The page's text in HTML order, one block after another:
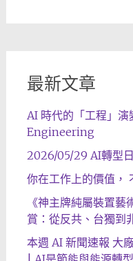
最新文章
AI 時代的「工程」
Engineering
2026/05/29 AI轉型
你在工作上的價值，
《神主牌純屬裝置
賞：從反共、台獨到
本週 AI 新聞速報 大